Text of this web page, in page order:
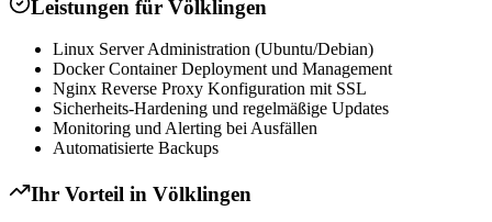
Leistungen für Völklingen
Linux Server Administration (Ubuntu/Debian)
Docker Container Deployment und Management
Nginx Reverse Proxy Konfiguration mit SSL
Sicherheits-Hardening und regelmäßige Updates
Monitoring und Alerting bei Ausfällen
Automatisierte Backups
Ihr Vorteil in Völklingen